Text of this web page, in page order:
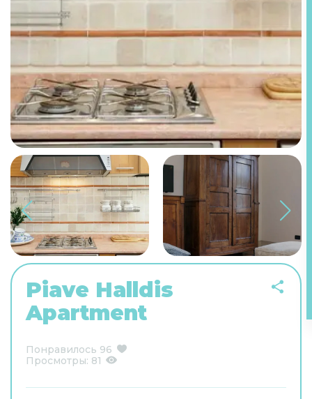
Piave Halldis
Apartment
Понравилось 96
Просмотры: 81